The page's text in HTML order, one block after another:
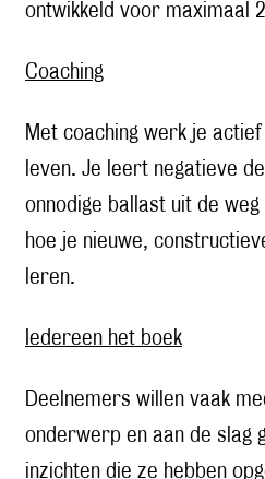
ontwikkeld voor maximaal
Coaching
Met coaching werk je
leven. Je leert negatieve
onnodige ballast uit de
hoe je nieuwe,
leren.
Iedereen het boek
Deelnemers willen vaak
onderwerp en aan de slag
inzichten die ze hebben